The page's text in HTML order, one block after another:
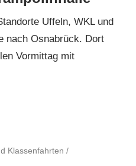
Uffeln, WKL und
nach Osnabrück. Dort
Vormittag mit
Klassenfahrten /